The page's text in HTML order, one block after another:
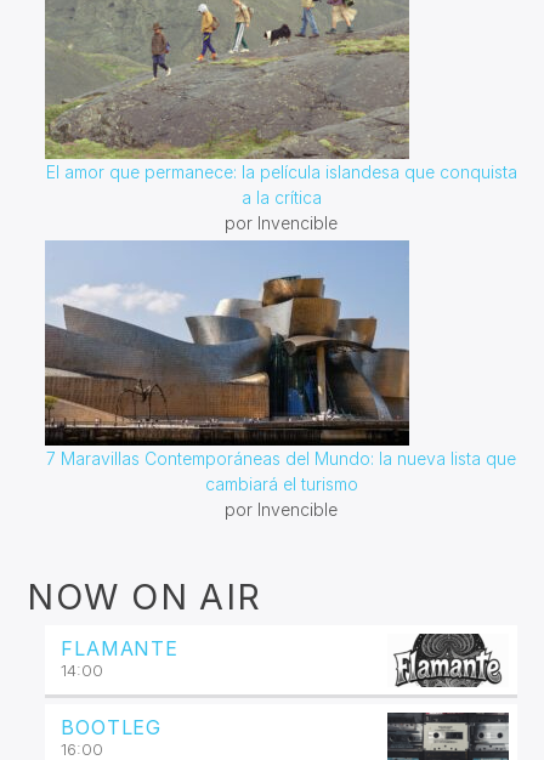
El amor que permanece: la película islandesa que conquista
a la crítica
por Invencible
7 Maravillas Contemporáneas del Mundo: la nueva lista que
cambiará el turismo
por Invencible
NOW ON AIR
FLAMANTE
14:00
BOOTLEG
16:00